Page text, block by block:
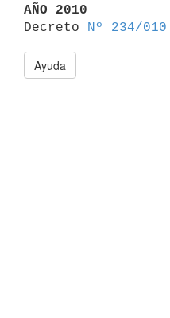
AÑO 2010
Decreto
Nº 234/010
Ayuda